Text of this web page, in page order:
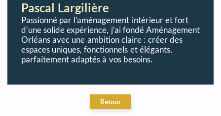
Pascal Largilière
Passionné par l’aménagement intérieur et fort
d’une solide expérience, j’ai fondé Aménagement
Orléans avec une ambition claire : créer des
espaces uniques, fonctionnels et élégants,
parfaitement adaptés à vos besoins.